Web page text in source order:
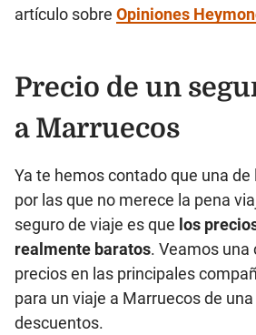
artículo sobre Opiniones
Precio de un
a Marruecos
Ya te hemos contado que una
por las que no merece la pena
seguro de viaje es que los
realmente baratos. Veamos
precios en las principales
para un viaje a Marruecos de
descuentos.